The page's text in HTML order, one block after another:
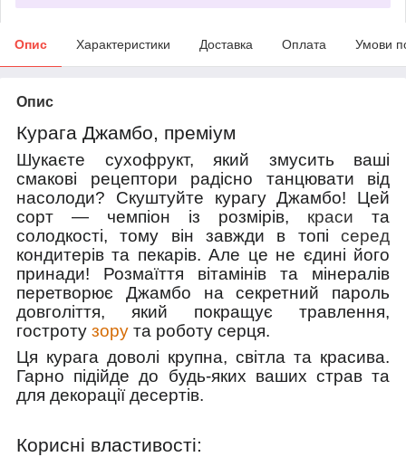
Опис Характеристики Доставка Оплата Умови
Опис
Курага Джамбо, преміум
Шукаєте сухофрукт, який змусить ваші
смакові рецептори радісно танцювати від
насолоди? Скуштуйте курагу Джамбо! Цей
сорт — чемпіон із розмірів, краси та
солодкості, тому він завжди в топі серед
кондитерів та пекарів. Але це не єдині його
принади! Розмаїття вітамінів та мінералів
перетворює Джамбо на секретний пароль
довголіття, який покращує травлення,
гостроту зору та роботу серця.
Ця курага доволі крупна, світла та красива.
Гарно підійде до будь-яких ваших страв та
для декорації десертів.
Корисні властивості: